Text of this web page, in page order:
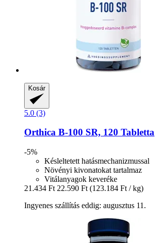
Kosár
5.0 (3)
Orthica B-​100 SR, 120 Tabletta
-5%
Késleltetett hatásmechanizmussal
Növényi kivonatokat tartalmaz
Vitálanyagok keveréke
21.434 Ft 22.590 Ft (123.184 Ft / kg)
Ingyenes szállítás eddig: augusztus 11.